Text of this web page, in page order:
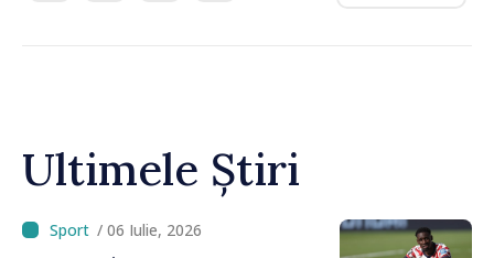
Ultimele Știri
/ 06 Iulie, 2026